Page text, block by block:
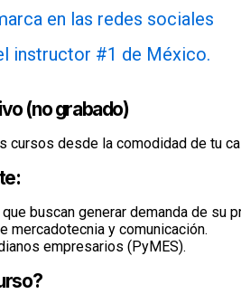
en las redes sociales
instructor #1 de México.
(no grabado)
cursos desde la comodidad de tu
buscan generar demanda de su
mercadotecnia y comunicación.
empresarios (PyMES).